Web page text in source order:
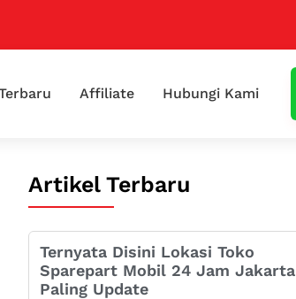
Affiliate Hubungi Kami
Artikel Terbaru
Ternyata Disini Lokasi Toko
Sparepart Mobil 24 Jam Jakarta
Paling Update